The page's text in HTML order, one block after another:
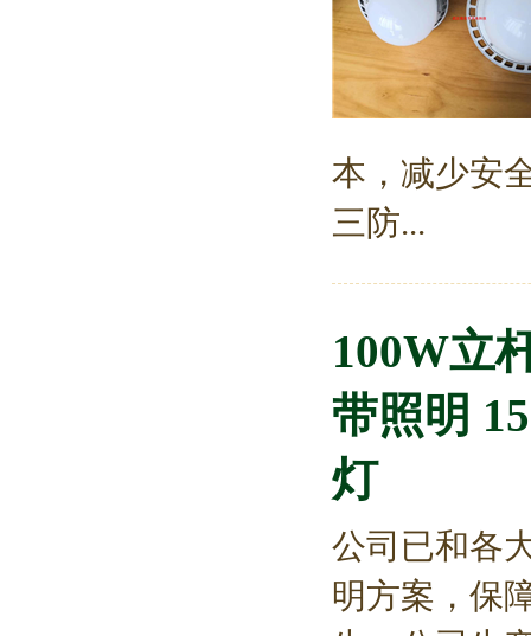
本，减少安
三防...
100W立
带照明
灯
公司已和各
明方案，保